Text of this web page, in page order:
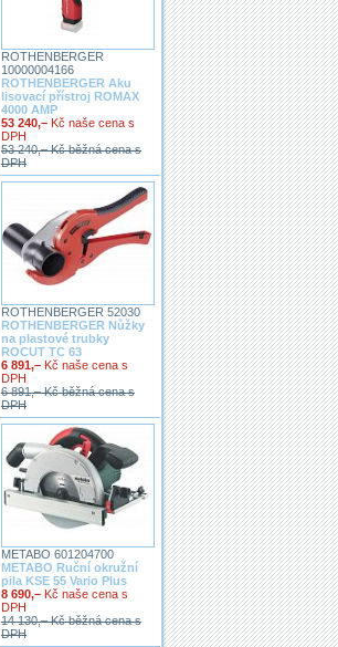
ROTHENBERGER
10000004166
ROTHENBERGER Aku
lisovací přístroj ROMAX
4000 AMP
53 240,– Kč naše cena s
DPH
53 240,– Kč běžná cena s
DPH
ROTHENBERGER 52030
ROTHENBERGER Nůžky
na plastové trubky
ROCUT TC 63
6 891,– Kč naše cena s
DPH
6 891,– Kč běžná cena s
DPH
METABO 601204700
METABO Ruční okružní
pila KSE 55 Vario Plus
8 690,– Kč naše cena s
DPH
14 130,– Kč běžná cena s
DPH